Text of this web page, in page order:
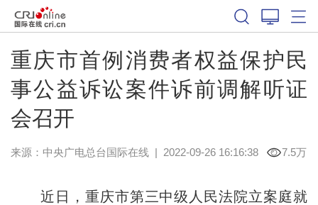
重庆市首例消费者权益保护民
事公益诉讼案件诉前调解听证
会召开
来源： 中央广电总台国际在线| 2022-09-26 16:16:38 7.5万
近日，重庆市第三中级人民法院立案庭就